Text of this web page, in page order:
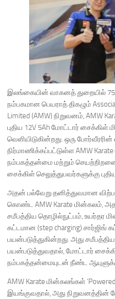
இலங்கையின் வாகனத் துறையில் 75
நம்பகமான பெயராத் திகழும்
Limited (AMW) நிறுவனம், AMW
புதிய 12V 5Ah மோட்டார்
வெளியிடுகின்றது. ஒரு
நிர்மாணிக்கப்பட்டுள்ள AMW
நம்பகத்தன்மை மற்றும்
சைக்கிள் செலுத்துபவர்களுக்கு
அதன் பல்வேறு தனித்துவமான
கொண்ட AMW Karate மின்கலம்,
சமீபத்திய தொழில்நுட்பம், உயர்தர
கட்டமான (step charging) சார்ஜிங்
பயன்படுத்துகின்றது. அது
பயன்படுத்துவதால், மோட்டார்
நம்பகத்தன்மையுடன் நீண்ட
AMW Karate மின்கலங்கள் ‘Powered
இயங்குவதால், அது நிறுவனத்தின்